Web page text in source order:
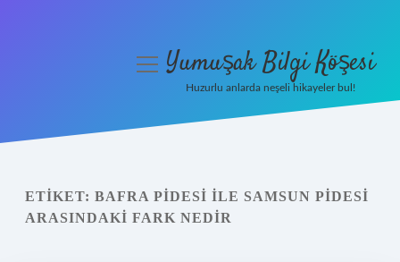
Yasal Uyarı
menüyüYumuşak Bilgi Köşesi
Huzurlu anlarda neşeli hikayeler bul!
ETIKET: BAFRA PIDESI ILE SAMSUN PIDESI
ARASINDAKI FARK NEDIR